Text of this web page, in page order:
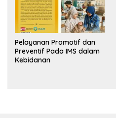
Pelayanan Promotif dan
Preventif Pada IMS dalam
Kebidanan